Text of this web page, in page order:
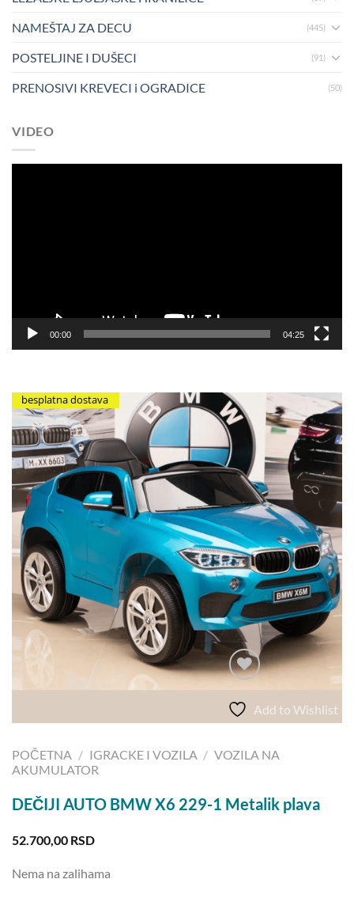
NAMEŠTAJ ZA DECU (445)
POSTELJINE I DUŠECI (91)
PRENOSIVI KREVECI i OGRADICE (50)
VIDEO
00:00 04:25
besplatna dostava
Add to Wishlist
POČETNA / IGRACKE I VOZILA / VOZILA NA
AKUMULATOR
DEČIJI AUTO BMW X6 229-1 Metalik plava
52.700,00 RSD
Nema na zalihama